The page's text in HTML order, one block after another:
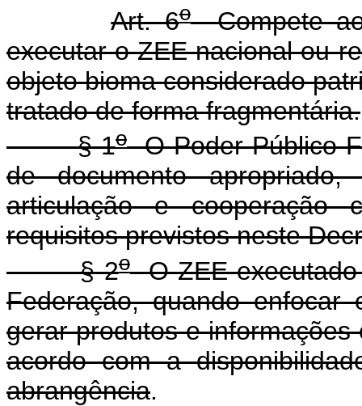
Art. 6oCompete ao
executar o ZEE nacional ou
objeto bioma considerado
tratado de forma fragmentária.
§ 1oO Poder Público
de documento
articulação e cooperação
requisitos previstos neste
§ 2oO ZEE executado
Federação, quando enfocar
gerar produtos e
acordo com a
abrangência.